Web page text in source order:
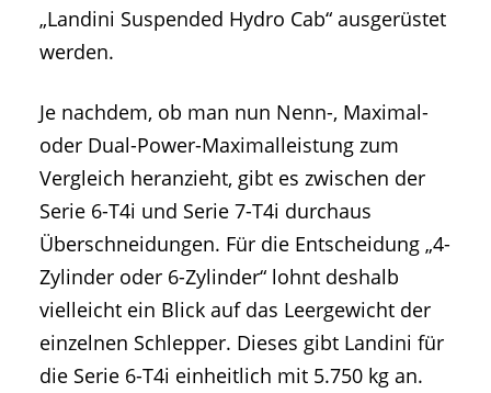
„Landini Suspended Hydro Cab“ ausgerüstet
werden.
Je nachdem, ob man nun Nenn-, Maximal-
oder Dual-Power-Maximalleistung zum
Vergleich heranzieht, gibt es zwischen der
Serie 6-T4i und Serie 7-T4i durchaus
Überschneidungen. Für die Entscheidung „4-
Zylinder oder 6-Zylinder“ lohnt deshalb
vielleicht ein Blick auf das Leergewicht der
einzelnen Schlepper. Dieses gibt Landini für
die Serie 6-T4i einheitlich mit 5.750 kg an.